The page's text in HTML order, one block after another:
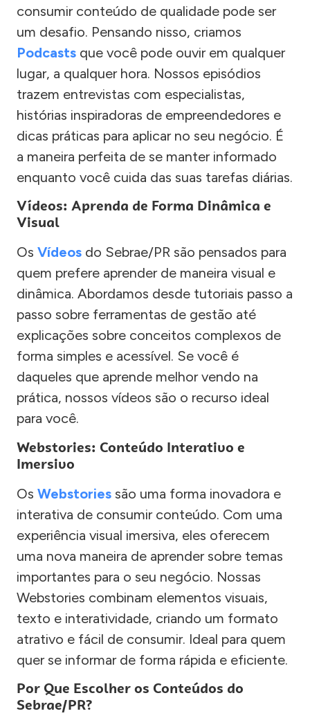
consumir conteúdo de qualidade pode ser
um desafio. Pensando nisso, criamos
Podcasts que você pode ouvir em qualquer
lugar, a qualquer hora. Nossos episódios
trazem entrevistas com especialistas,
histórias inspiradoras de empreendedores e
dicas práticas para aplicar no seu negócio. É
a maneira perfeita de se manter informado
enquanto você cuida das suas tarefas diárias.
Vídeos: Aprenda de Forma Dinâmica e
Visual
Os Vídeos do Sebrae/PR são pensados para
quem prefere aprender de maneira visual e
dinâmica. Abordamos desde tutoriais passo a
passo sobre ferramentas de gestão até
explicações sobre conceitos complexos de
forma simples e acessível. Se você é
daqueles que aprende melhor vendo na
prática, nossos vídeos são o recurso ideal
para você.
Webstories: Conteúdo Interativo e
Imersivo
Os Webstories são uma forma inovadora e
interativa de consumir conteúdo. Com uma
experiência visual imersiva, eles oferecem
uma nova maneira de aprender sobre temas
importantes para o seu negócio. Nossas
Webstories combinam elementos visuais,
texto e interatividade, criando um formato
atrativo e fácil de consumir. Ideal para quem
quer se informar de forma rápida e eficiente.
Por Que Escolher os Conteúdos do
Sebrae/PR?